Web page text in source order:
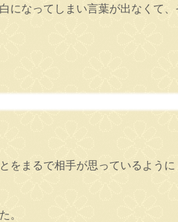
なってしまい言葉が出なくて
まるで相手が思っているよう
。